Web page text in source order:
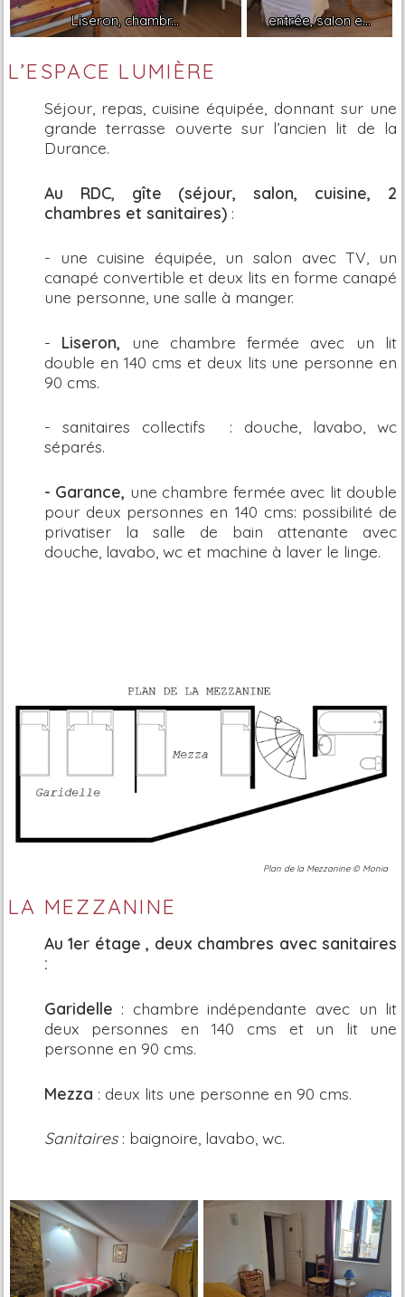
Liseron, chambr... entrée, salon e...
L’ESPACE LUMIÈRE
Séjour, repas, cuisine équipée, donnant sur une
grande terrasse ouverte sur l’ancien lit de la
Durance.
Au RDC, gîte (séjour, salon, cuisine, 2
chambres et sanitaires):
- une cuisine équipée, un salon avec TV, un
canapé convertible et deux lits en forme canapé
une personne, une salle à manger.
- Liseron, une chambre fermée avec un lit
double en 140 cms et deux lits une personne en
90 cms.
- sanitaires collectifs
: douche, lavabo, wc
séparés.
- Garance, une chambre fermée avec lit double
pour deux personnes en 140 cms: possibilité de
privatiser la salle de bain attenante avec
douche, lavabo, wc et machine à laver le linge.
Plan de la Mezzanine © Monia
LA MEZZANINE
Au 1er étage , deux chambres avec sanitaires
:
Garidelle : chambre indépendante avec un lit
deux personnes en 140 cms et un lit une
personne en 90 cms.
Mezza : deux lits une personne en 90 cms.
Sanitaires : baignoire, lavabo, wc.